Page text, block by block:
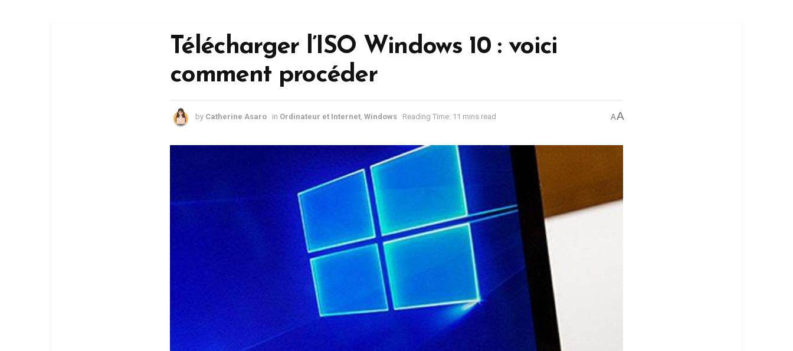
Télécharger l’ISO Windows 10 : voici
comment procéder
by Catherine Asaro in Ordinateur et Internet Windows Reading Time: 11 mins read AA